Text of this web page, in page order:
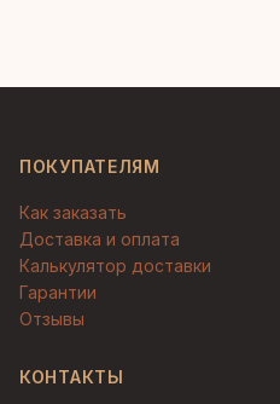
ПОКУПАТЕЛЯМ
Как заказать
Доставка и оплата
Калькулятор доставки
Гарантии
Отзывы
КОНТАКТЫ